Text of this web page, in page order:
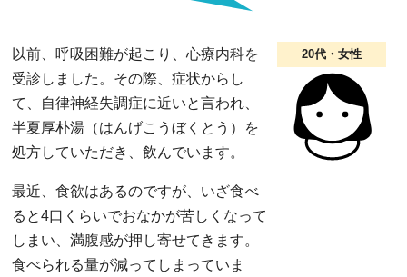
20代・女性
以前、呼吸困難が起こり、心療内科を
受診しました。その際、症状からし
て、自律神経失調症に近いと言われ、
半夏厚朴湯（はんげこうぼくとう）を
処方していただき、飲んでいます。
最近、食欲はあるのですが、いざ食べ
ると4口くらいでおなかが苦しくなって
しまい、満腹感が押し寄せてきます。
食べられる量が減ってしまっていま